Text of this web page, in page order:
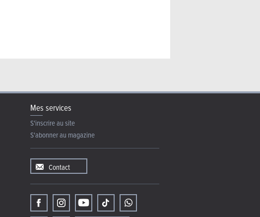
Mes services
S'inscrire au site
S'abonner au magazine
Contact